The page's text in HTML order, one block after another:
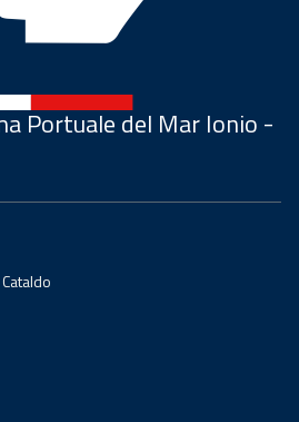
Portuale del Mar Ionio -